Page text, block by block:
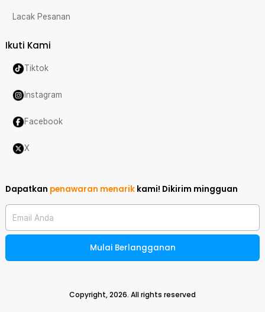
Lacak Pesanan
Ikuti Kami
Tiktok
Instagram
Facebook
X
Dapatkan penawaran menarik kami! Dikirim mingguan
Email Anda
Mulai Berlangganan
Copyright,2026. All rights reserved